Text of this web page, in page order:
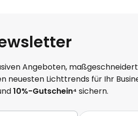
Angeboten,
neuesten Lichttrends für Ihr
10%-Gutschein⁴ sichern.